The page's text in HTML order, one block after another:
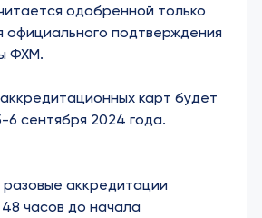
одобренной только
официального подтверждения
ФХМ.
карт будет
6 сентября 2024 года.
аккредитации
часов до начала